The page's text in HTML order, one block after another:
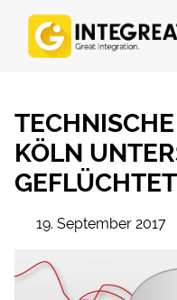
KÖLN
19. September 2017